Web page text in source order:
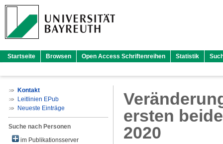
Startseite Browsen Open Access Schriftenreihen Statistik
Kontakt
Leitlinien EPub
Neueste Einträge
Suche nach Personen
im Publikationsserver
ersten
2020